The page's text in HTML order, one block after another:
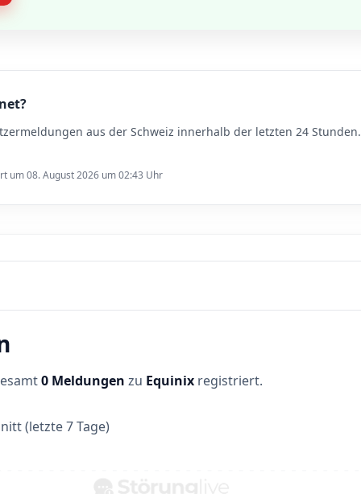
aus der Schweiz innerhalb der letzten 24
um 08. August 2026 um 02:43 Uhr
0 Meldungen zu Equinix registriert.
(letzte 7 Tage)